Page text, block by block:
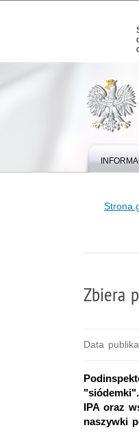
Strona
Zbiera
Data
IPA oraz
naszywki